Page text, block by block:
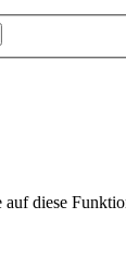
diese